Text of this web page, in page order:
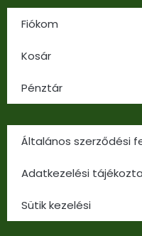
Fiókom
Kosár
Pénztár
Általános szerződési
Adatkezelési
Sütik kezelési